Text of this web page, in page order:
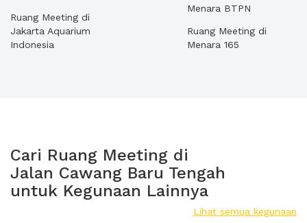
Ruang Meeting di
Jakarta Aquarium
Indonesia
Menara BTPN
Ruang Meeting di
Menara 165
Cari Ruang Meeting di
Jalan Cawang Baru Tengah
untuk Kegunaan Lainnya
Lihat semua kegunaan